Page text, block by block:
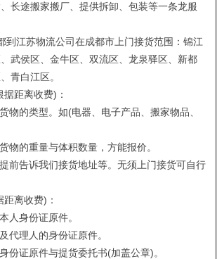
长途搬家搬厂、提供拆卸、包装等一条龙服
到江苏物流公司在成都市上门接货范围：锦江
武侯区、金牛区、双流区、龙泉驿区、新都
青白江区。
距离收费)：
物的类型。如(电器、电子产品、搬家物品、
物的重量与体积数量，方能报价。
前告诉我们接货地址等。无须上门接货可自行
离收费)：
人身份证原件。
代理人的身份证原件。
份证原件与提货委托书(加盖公章)。